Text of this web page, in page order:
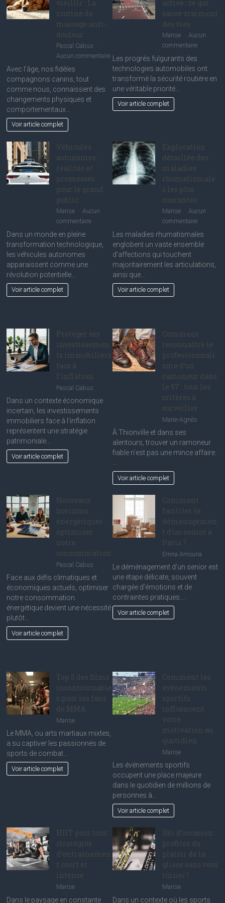
vieillir : La
routine de
massage anti-
douleur
Pascal Cabus
Aucun commentairesur
Aider
son
vieux
chien
La
routine
de
massage
anti-
Avec l’âge, nos fidèles
compagnons canins, tout
comme nous, connaissent des
changements physiques et
comportementaux…
Voir article complet
active : ce qui
sauve vraiment
des vies
Marise
Aucun
commentairesur
sécurité
des
vies
Les progrès fulgurants des
technologies automobiles ont
transformé la sécurité routière en
une véritable priorité…
Voir article complet
Véhicules
autonomes :
réalités et
promesses
pour le grand
public
Marise
Aucun
commentairesur
Véhicules
Dans un monde en pleine
transformation technologique,
les véhicules autonomes
apparaissent comme une
révolution potentielle…
Voir article complet
Exploration
détaillée des
maladies
rhumatismale
s les plus
courantes
Marise
Aucun
commentairesur
détaillée
maladies
Les maladies rhumatismales
englobent un vaste ensemble
d’affections qui touchent
majoritairement les articulations,
ainsi que…
Voir article complet
Protéger ses
investissemen
ts immobiliers
face à
l’inflation
Pascal Cabus
Dans un contexte économique
incertain, les investissements
immobiliers face à l’inflation
représentent une stratégie
patrimoniale…
Voir article complet
Comment
reconnaître le
professionnali
sme d’un
ramoneur dans
le 57 : tous les
critères à
surveiller
Marie-Agnès
À Thionville et dans ses
alentours, trouver un ramoneur
fiable n’est pas une mince affaire.
Voir article complet
Nouveaux
horizons
énergétiques :
optimiser
notre
consommation
Pascal Cabus
Face aux défis climatiques et
économiques actuels, optimiser
notre consommation
énergétique devient une nécessité
plutôt…
Voir article complet
Comment
faciliter le
déménagemen
t d’un senior à
Paris ?
Emna Amouna
Le déménagement d’un senior est
une étape délicate, souvent
chargée d’émotions et de
contraintes pratiques.…
Voir article complet
Top 5 des films
incontournable
s pour les fans
de MMA
Marise
Le MMA, ou arts martiaux mixtes,
a su captiver les passionnés de
sports de combat…
Voir article complet
Comment les
événements
sportifs
influencent
votre
motivation au
quotidien
Marise
Les événements sportifs
occupent une place majeure
dans le quotidien de millions de
personnes à…
Voir article complet
HIIT pour tous :
stratégies
d’entraînemen
t court et
intense
Marise
Dans le paysage en constante
Ski d’occasion :
profitez du
plaisir de la
glisse sans vous
ruiner !
Marise
Dans un contexte où les sports